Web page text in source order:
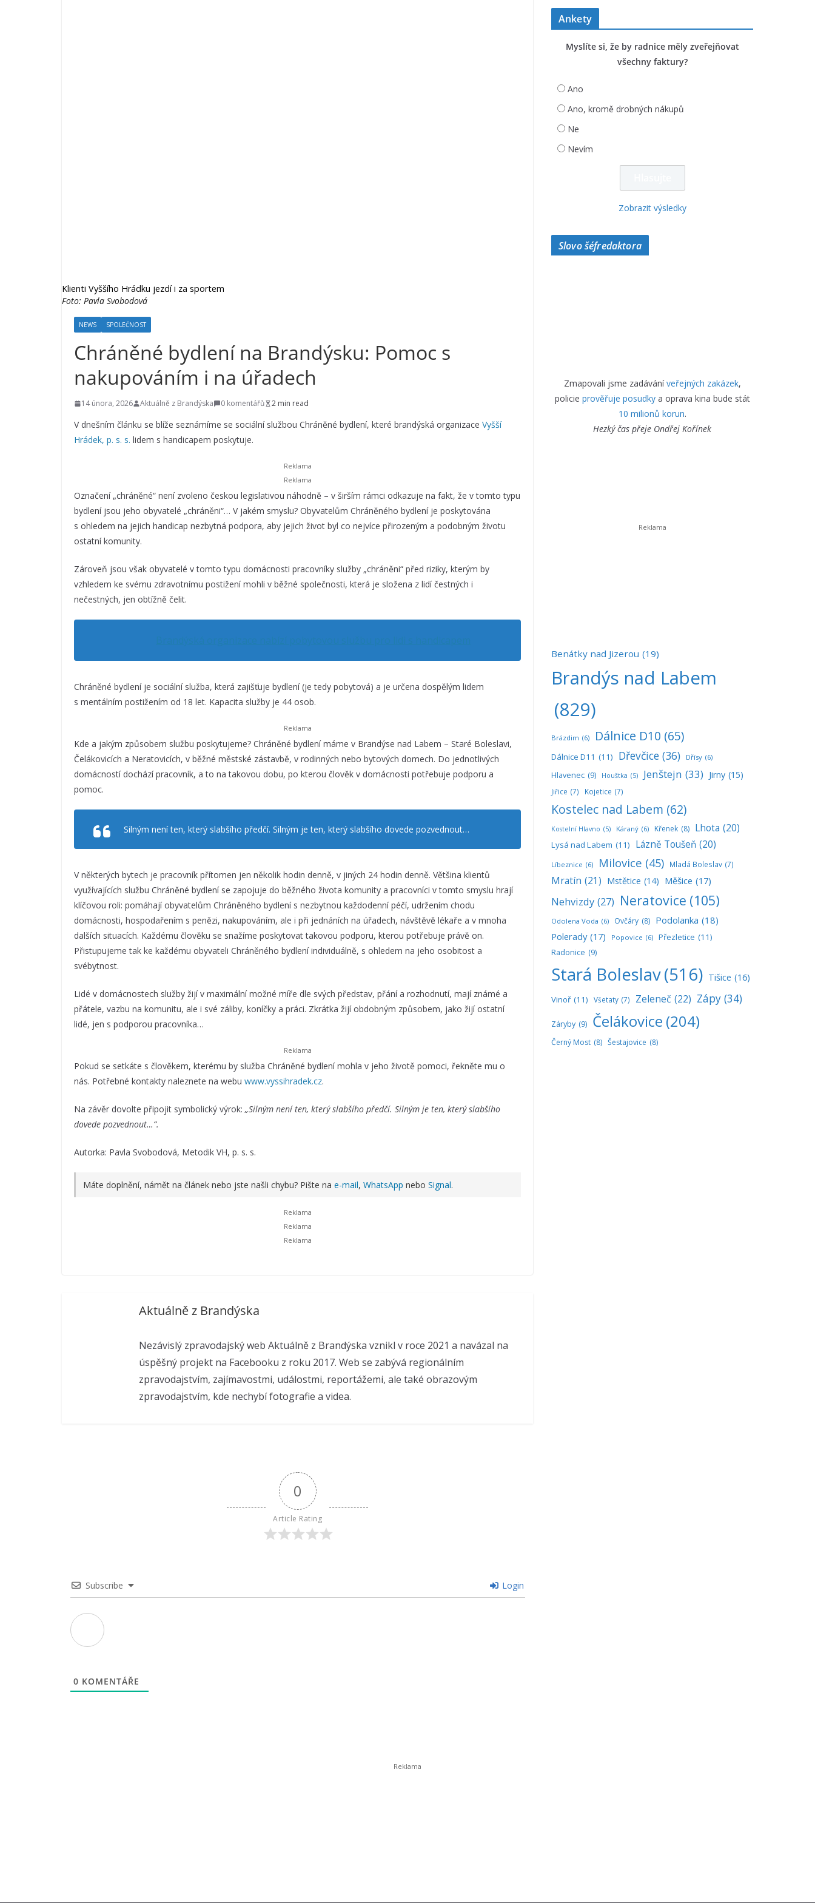
Klienti Vyššího Hrádku jezdí i za sportem
Foto: Pavla Svobodová
NEWS SPOLEČNOST
Chráněné bydlení na Brandýsku: Pomoc s
nakupováním i na úřadech
14 února, 2026 Aktuálně z Brandýska 0 komentářů 2 min read
V dnešním článku se blíže seznámíme se sociální službou Chráněné bydlení, které brandýská organizace Vyšší
Hrádek, p. s. s. lidem s handicapem poskytuje.
Označení „chráněné“ není zvoleno českou legislativou náhodně – v širším rámci odkazuje na fakt, že v tomto typu
bydlení jsou jeho obyvatelé „chráněni“… V jakém smyslu? Obyvatelům Chráněného bydlení je poskytována
s ohledem na jejich handicap nezbytná podpora, aby jejich život byl co nejvíce přirozeným a podobným životu
ostatní komunity.
Zároveň jsou však obyvatelé v tomto typu domácnosti pracovníky služby „chráněni“ před riziky, kterým by
vzhledem ke svému zdravotnímu postižení mohli v běžné společnosti, která je složena z lidí čestných i
nečestných, jen obtížně čelit.
Chráněné bydlení je sociální služba, která zajišťuje bydlení (je tedy pobytová) a je určena dospělým lidem
s mentálním postižením od 18 let. Kapacita služby je 44 osob.
Kde a jakým způsobem službu poskytujeme? Chráněné bydlení máme v Brandýse nad Labem – Staré Boleslavi,
Čelákovicích a Neratovicích, v běžné městské zástavbě, v rodinných nebo bytových domech. Do jednotlivých
domácností dochází pracovník, a to na takovou dobu, po kterou člověk v domácnosti potřebuje podporu a
pomoc.
Silným není ten, který slabšího předčí. Silným je ten, který slabšího dovede pozvednout…
V některých bytech je pracovník přítomen jen několik hodin denně, v jiných 24 hodin denně. Většina klientů
využívajících službu Chráněné bydlení se zapojuje do běžného života komunity a pracovníci v tomto smyslu hrají
klíčovou roli: pomáhají obyvatelům Chráněného bydlení s nezbytnou každodenní péčí, udržením chodu
domácnosti, hospodařením s penězi, nakupováním, ale i při jednáních na úřadech, návštěvě lékaře a v mnoha
dalších situacích. Každému člověku se snažíme poskytovat takovou podporu, kterou potřebuje právě on.
Přistupujeme tak ke každému obyvateli Chráněného bydlení individuálně, s ohledem na jeho osobitost a
svébytnost.
Lidé v domácnostech služby žijí v maximální možné míře dle svých představ, přání a rozhodnutí, mají známé a
přátele, vazbu na komunitu, ale i své záliby, koníčky a práci. Zkrátka žijí obdobným způsobem, jako žijí ostatní
lidé, jen s podporou pracovníka…
Pokud se setkáte s člověkem, kterému by služba Chráněné bydlení mohla v jeho životě pomoci, řekněte mu o
nás. Potřebné kontakty naleznete na webu www.vyssihradek.cz.
Na závěr dovolte připojit symbolický výrok: „Silným není ten, který slabšího předčí. Silným je ten, který slabšího
dovede pozvednout…“.
Autorka: Pavla Svobodová, Metodik VH, p. s. s.
Máte doplnění, námět na článek nebo jste našli chybu? Pište na e-mail, WhatsApp nebo Signal.
Aktuálně z Brandýska
Nezávislý zpravodajský web Aktuálně z Brandýska vznikl v roce 2021 a navázal na
úspěšný projekt na Facebooku z roku 2017. Web se zabývá regionálním
zpravodajstvím, zajímavostmi, událostmi, reportážemi, ale také obrazovým
zpravodajstvím, kde nechybí fotografie a videa.
0
Article Rating
Subscribe Login
0 KOMENTÁŘE
Ankety
Myslíte si, že by radnice měly zveřejňovat
všechny faktury?
Ano
Ano, kromě drobných nákupů
Ne
Nevím
Zobrazit výsledky
Slovo šéfredaktora
Zmapovali jsme zadáváníveřejných zakázek,
policie prověřuje posudkya oprava kina bude stát
10 milionů korun.
Hezký čas přeje Ondřej Kořínek
Benátky nad Jizerou (19)
Brandýs nad Labem
(829)
Brázdim (6) Dálnice D10 (65)
Dálnice D11 (11) Dřevčice (36) Dřísy (6)
Hlavenec (9) Houštka (5) Jenštejn (33) Jirny (15)
Jiřice (7) Kojetice (7)
Kostelec nad Labem (62)
Kostelní Hlavno (5) Káraný (6) Křenek (8) Lhota (20)
Lysá nad Labem (11) Lázně Toušeň (20)
Líbeznice (6) Milovice (45) Mladá Boleslav (7)
Mratín (21) Mstětice (14) Měšice (17)
Nehvizdy (27) Neratovice (105)
Odolena Voda (6) Ovčáry (8) Podolanka (18)
Polerady (17) Popovice (6) Přezletice (11)
Radonice (9)
Stará Boleslav(516) Tišice (16)
Vinoř (11) Všetaty (7) Zeleneč (22) Zápy (34)
Záryby (9) Čelákovice (204)
Černý Most (8) Šestajovice (8)